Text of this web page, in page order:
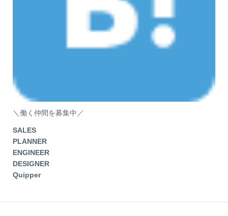
＼働く仲間を募集中／
SALES
PLANNER
ENGINEER
DESIGNER
Quipper